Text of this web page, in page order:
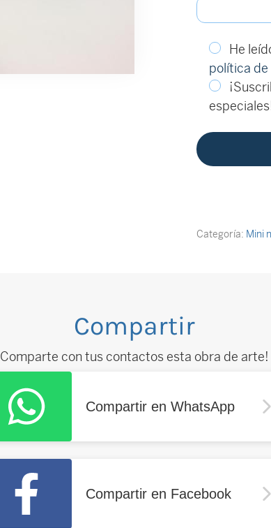
He
política
Categoría: Mini
Compartir
Comparte con tus contactos esta obra de arte!
Compartir en WhatsApp
Compartir en Facebook